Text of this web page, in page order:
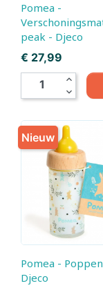
Pomea -
peak - Djeco
Prijs
€ 27,99
expand_less
expand_more
Pomea - Poppenfles -
Djeco
Nieuw